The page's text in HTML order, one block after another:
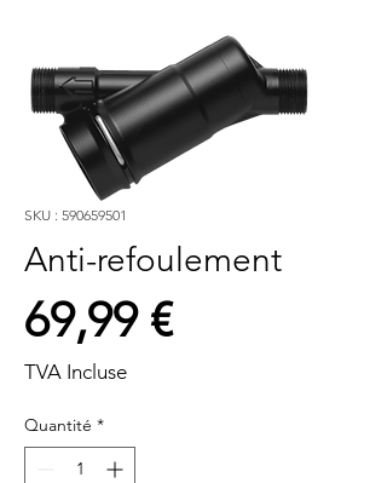
SKU : 590659501
Anti-refoulement
69,99 €Prix
TVA Incluse
Quantité *